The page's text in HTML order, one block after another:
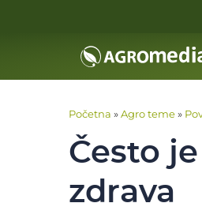
Početna »Agro teme»
Često
zdrava